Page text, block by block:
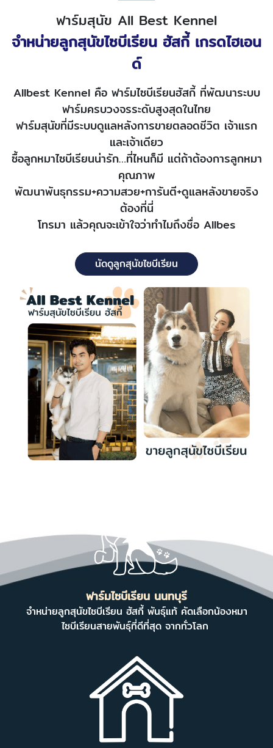
ฟาร์มสุนัข All Best Kennel
จำหน่ายลูกสุนัขไซบีเรียน ฮัสกี้ เกรดไฮเอน
ด์
Allbest Kennel คือ ฟาร์มไซบีเรียนฮัสกี้ ที่พัฒนาระบบ
ฟาร์มครบวงจรระดับสูงสุดในไทย
ฟาร์มสุนัขที่มีระบบดูแลหลังการขายตลอดชีวิต เจ้าแรก
และเจ้าเดียว
ซื้อลูกหมาไซบีเรียนน่ารัก…ที่ไหนก็มี แต่ถ้าต้องการลูกหมา
คุณภาพ
พัฒนาพันธุกรรม+ความสวย+การันตี+ดูแลหลังขายจริง
ต้องที่นี่
โทรมา แล้วคุณจะเข้าใจว่าทำไมถึงชื่อ Allbes
นัดดูลูกสุนัขไซบีเรียน
ฟาร์มไซบีเรียน นนทบุรี
จำหน่ายลูกสุนัขไซบีเรียน ฮัสกี้ พันธุ์แท้ คัดเลือกน้องหมา
ไซบีเรียนสายพันธุ์ที่ดีที่สุด จากทั่วโลก